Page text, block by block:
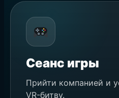
Сеанс игры
Прийти компанией и
VR-битву.